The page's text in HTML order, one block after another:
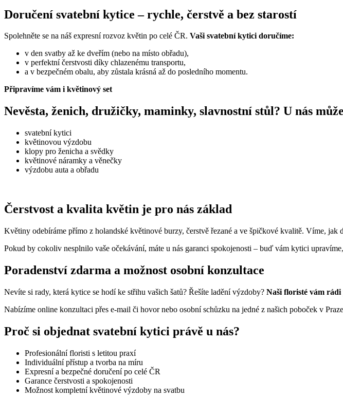
Doručení svatební kytice – rychle, čerstvě a bez starostí
Spolehněte se na náš expresní rozvoz květin po celé ČR. Vaši svatební kytici doručíme:
v den svatby až ke dveřím (nebo na místo obřadu),
v perfektní čerstvosti díky chlazenému transportu,
a v bezpečném obalu, aby zůstala krásná až do posledního momentu.
Připravíme vám i květinový set
Nevěsta, ženich, družičky, maminky, slavnostní stůl? U nás
svatební kytici
květinovou výzdobu
klopy pro ženicha a svědky
květinové náramky a věnečky
výzdobu auta a obřadu
Čerstvost a kvalita květin je pro nás základ
Květiny odebíráme přímo z holandské květinové burzy, čerstvě řezané a ve špičkové kvalitě. Víme,
Pokud by cokoliv nesplnilo vaše očekávání, máte u nás garanci spokojenosti – buď vám kytici
Poradenství zdarma a možnost osobní konzultace
Nevíte si rady, která kytice se hodí ke střihu vašich šatů? Řešíte ladění výzdoby? Naši floristé vám
Nabízíme online konzultaci přes e-mail či hovor nebo osobní schůzku na jedné z našich poboček v
Proč si objednat svatební kytici právě u nás?
Profesionální floristi s letitou praxí
Individuální přístup a tvorba na míru
Expresní a bezpečné doručení po celé ČR
Garance čerstvosti a spokojenosti
Možnost kompletní květinové výzdoby na svatbu